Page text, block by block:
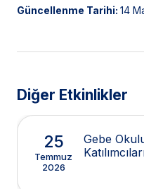
Güncellenme Tarihi: 14
Diğer Etkinlikler
25
Temmuz
2026
Gebe